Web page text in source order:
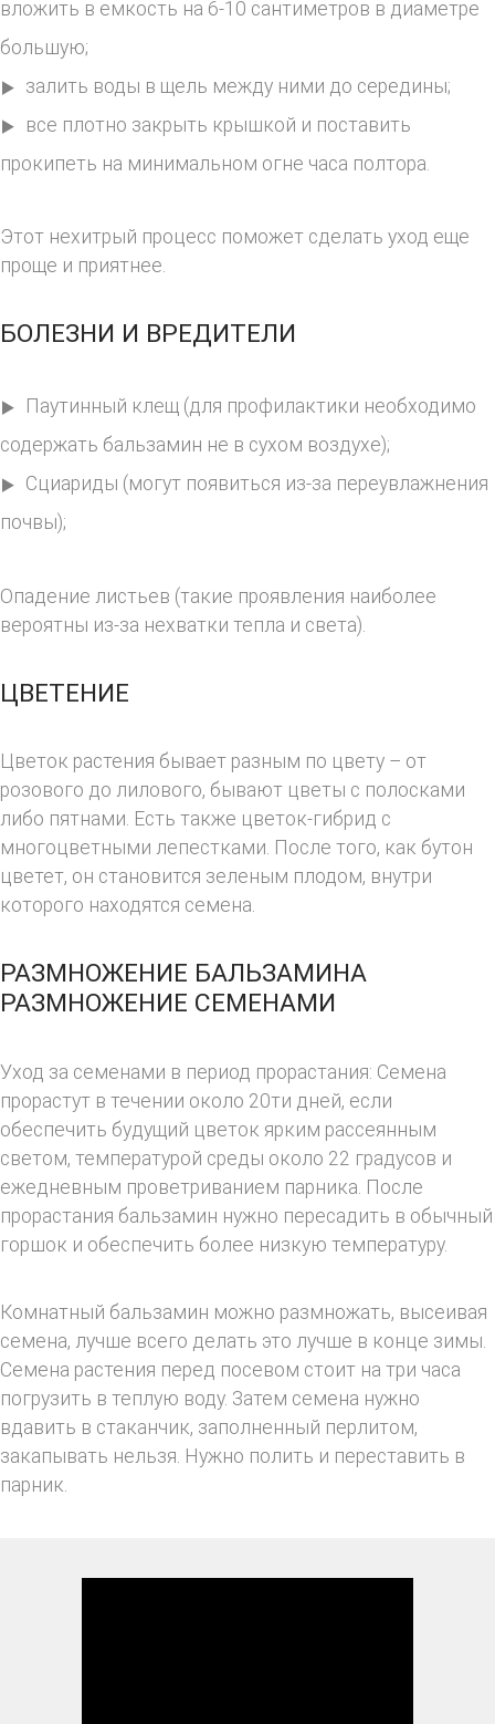
вложить в емкость на 6-10 сантиметров в диаметре
большую;
залить воды в щель между ними до середины;
все плотно закрыть крышкой и поставить
прокипеть на минимальном огне часа полтора.
Этот нехитрый процесс поможет сделать уход еще
проще и приятнее.
БОЛЕЗНИ И ВРЕДИТЕЛИ
Паутинный клещ (для профилактики необходимо
содержать бальзамин не в сухом воздухе);
Сциариды (могут появиться из-за переувлажнения
почвы);
Опадение листьев (такие проявления наиболее
вероятны из-за нехватки тепла и света).
ЦВЕТЕНИЕ
Цветок растения бывает разным по цвету – от
розового до лилового, бывают цветы с полосками
либо пятнами. Есть также цветок-гибрид с
многоцветными лепестками. После того, как бутон
цветет, он становится зеленым плодом, внутри
которого находятся семена.
РАЗМНОЖЕНИЕ БАЛЬЗАМИНА
РАЗМНОЖЕНИЕ СЕМЕНАМИ
Уход за семенами в период прорастания: Семена
прорастут в течении около 20ти дней, если
обеспечить будущий цветок ярким рассеянным
светом, температурой среды около 22 градусов и
ежедневным проветриванием парника. После
прорастания бальзамин нужно пересадить в обычный
горшок и обеспечить более низкую температуру.
Комнатный бальзамин можно размножать, высеивая
семена, лучше всего делать это лучше в конце зимы.
Семена растения перед посевом стоит на три часа
погрузить в теплую воду. Затем семена нужно
вдавить в стаканчик, заполненный перлитом,
закапывать нельзя. Нужно полить и переставить в
парник.